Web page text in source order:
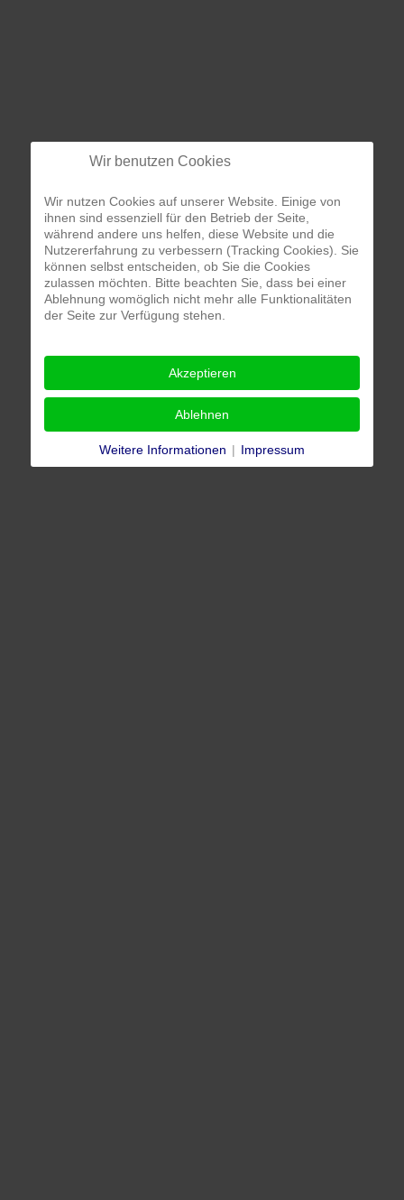
Wir benutzen Cookies
Wir nutzen Cookies auf unserer Website. Einige von
ihnen sind essenziell für den Betrieb der Seite,
während andere uns helfen, diese Website und die
Nutzererfahrung zu verbessern (Tracking Cookies). Sie
können selbst entscheiden, ob Sie die Cookies
zulassen möchten. Bitte beachten Sie, dass bei einer
Ablehnung womöglich nicht mehr alle Funktionalitäten
der Seite zur Verfügung stehen.
Akzeptieren
Ablehnen
Weitere Informationen | Impressum